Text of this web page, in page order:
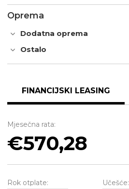
Oprema
Dodatna oprema
Ostalo
FINANCIJSKI LEASING
Mjesečna rata:
570,28
Rok otplate: Učešće: